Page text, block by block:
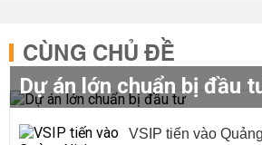
CÙNG CHỦ ĐỀ
Dự án lớn chuẩn bị đầu
VSIP tiến vào